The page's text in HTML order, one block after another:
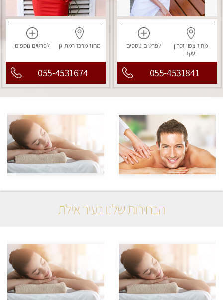
מחוז צפון זכרון
יעקב
לפרטים נוספים
055-4531841
מחוז מרכז רמת-גן לפרטים נוספים
055-4531674
הבחירות שלנו בעיר אילת